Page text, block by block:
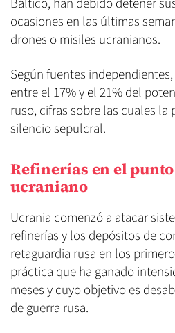
Báltico, han debido detener
ocasiones en las últimas
drones o misiles ucranianos.
Según fuentes
entre el 17% y el 21% del
ruso, cifras sobre las cuales la
silencio sepulcral.
Refinerías en el
ucraniano
Ucrania comenzó a atacar
refinerías y los depósitos de
retaguardia rusa en los
práctica que ha ganado
meses y cuyo objetivo es
de guerra rusa.